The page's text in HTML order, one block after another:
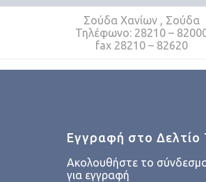
Σούδα Χανίων , Σούδα
Τηλέφωνο: 28210 –
fax 28210 – 82620
Εγγραφή στο Δελτίο
Ακολουθήστε το
για εγγραφή